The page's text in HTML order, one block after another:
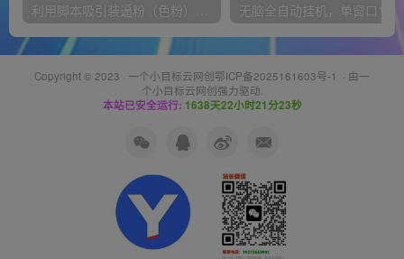
利用脚本吸引装逼粉（色粉），打造知识付费系统，附388元美女写真项目
Copyright © 2023 · 一个小目标云网创鄂ICP备2025161603号-1 · 由一
个小目标云网创强力驱动.
本站已安全运行: 1638天22小时21分23秒